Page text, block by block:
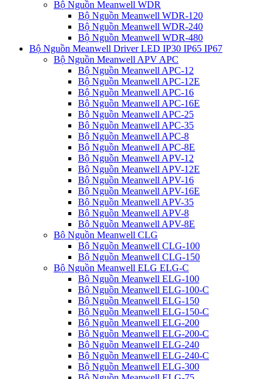
Bộ Nguồn Meanwell WDR
Bộ Nguồn Meanwell WDR-120
Bộ Nguồn Meanwell WDR-240
Bộ Nguồn Meanwell WDR-480
Bộ Nguồn Meanwell Driver LED IP30 IP65 IP67
Bộ Nguồn Meanwell APV APC
Bộ Nguồn Meanwell APC-12
Bộ Nguồn Meanwell APC-12E
Bộ Nguồn Meanwell APC-16
Bộ Nguồn Meanwell APC-16E
Bộ Nguồn Meanwell APC-25
Bộ Nguồn Meanwell APC-35
Bộ Nguồn Meanwell APC-8
Bộ Nguồn Meanwell APC-8E
Bộ Nguồn Meanwell APV-12
Bộ Nguồn Meanwell APV-12E
Bộ Nguồn Meanwell APV-16
Bộ Nguồn Meanwell APV-16E
Bộ Nguồn Meanwell APV-35
Bộ Nguồn Meanwell APV-8
Bộ Nguồn Meanwell APV-8E
Bộ Nguồn Meanwell CLG
Bộ Nguồn Meanwell CLG-100
Bộ Nguồn Meanwell CLG-150
Bộ Nguồn Meanwell ELG ELG-C
Bộ Nguồn Meanwell ELG-100
Bộ Nguồn Meanwell ELG-100-C
Bộ Nguồn Meanwell ELG-150
Bộ Nguồn Meanwell ELG-150-C
Bộ Nguồn Meanwell ELG-200
Bộ Nguồn Meanwell ELG-200-C
Bộ Nguồn Meanwell ELG-240
Bộ Nguồn Meanwell ELG-240-C
Bộ Nguồn Meanwell ELG-300